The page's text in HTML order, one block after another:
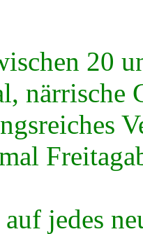
20
närrische
jedes